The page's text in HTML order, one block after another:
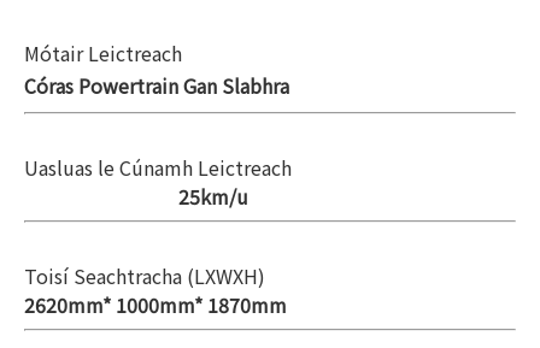
Mótair Leictreach
Córas Powertrain Gan Slabhra
Uasluas le Cúnamh Leictreach
25km/u
Toisí Seachtracha (LXWXH)
2620mm* 1000mm* 1870mm